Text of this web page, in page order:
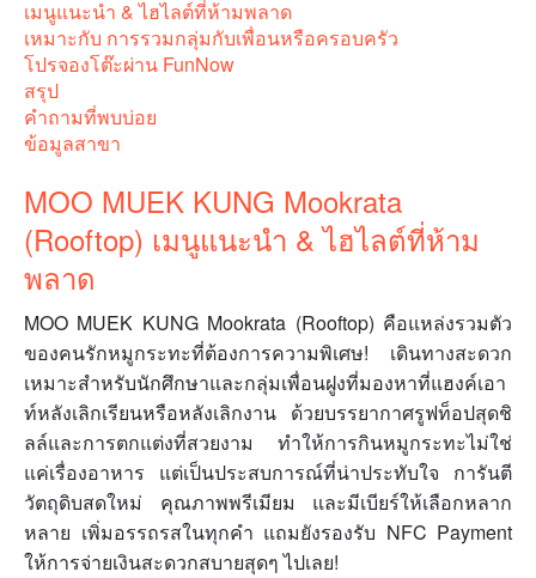
เมนูแนะนำ & ไฮไลต์ที่ห้ามพลาด
เหมาะกับ การรวมกลุ่มกับเพื่อนหรือครอบครัว
โปรจองโต๊ะผ่าน FunNow
สรุป
คำถามที่พบบ่อย
ข้อมูลสาขา
MOO MUEK KUNG Mookrata
(Rooftop) เมนูแนะนำ & ไฮไลต์ที่ห้าม
พลาด
MOO MUEK KUNG Mookrata (Rooftop) คือแหล่งรวมตัว
ของคนรักหมูกระทะที่ต้องการความพิเศษ! เดินทางสะดวก
เหมาะสำหรับนักศึกษาและกลุ่มเพื่อนฝูงที่มองหาที่แฮงค์เอา
ท์หลังเลิกเรียนหรือหลังเลิกงาน ด้วยบรรยากาศรูฟท็อปสุดชิ
ลล์และการตกแต่งที่สวยงาม ทำให้การกินหมูกระทะไม่ใช่
แค่เรื่องอาหาร แต่เป็นประสบการณ์ที่น่าประทับใจ การันตี
วัตถุดิบสดใหม่ คุณภาพพรีเมียม และมีเบียร์ให้เลือกหลาก
หลาย เพิ่มอรรถรสในทุกคำ แถมยังรองรับ NFC Payment
ให้การจ่ายเงินสะดวกสบายสุดๆ ไปเลย!